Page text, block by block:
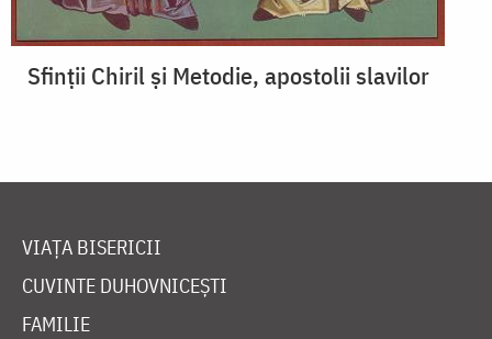
Sfinții Chiril și Metodie, apostolii slavilor
VIAȚA BISERICII
CUVINTE DUHOVNICEȘTI
FAMILIE